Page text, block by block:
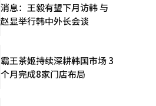
消息：王毅有望下月访韩 与
赵显举行韩中外长会谈
霸王茶姬持续深耕韩国市场 3
个月完成8家门店布局